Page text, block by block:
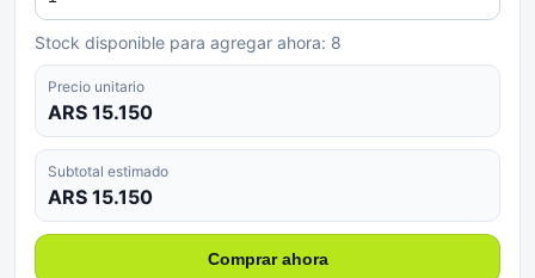
Stock disponible para agregar ahora: 8
Precio unitario
ARS 15.150
Subtotal estimado
ARS 15.150
Comprar ahora